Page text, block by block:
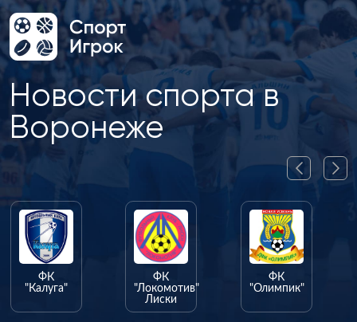
Новости спорта в
Воронеже
ФК
"Калуга"
ФК
"Локомотив"
Лиски
ФК
"Олимпик"